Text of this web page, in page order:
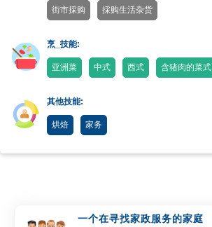
街市採购 採购生活杂货
烹_技能:
亚洲菜 中式 西式 含猪肉的菜式
其他技能:
烘焙 家务
一个在寻找家政服务的家庭